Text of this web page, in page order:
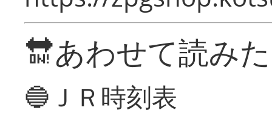
🔛あわせて読み
🔵ＪＲ時刻表